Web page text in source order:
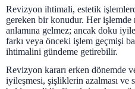
Revizyon ihtimali, estetik
gereken bir konudur. Her işlemde
anlamına gelmez; ancak doku
farkı veya önceki işlem geçmişi
ihtimalini gündeme getirebilir.
Revizyon kararı erken dönemde
iyileşmesi, şişliklerin azalması ve